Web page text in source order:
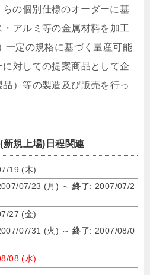
らの個別仕様のオーダーに基
アルミ等の金属材料を加工
一定の規格に基づく量産可能
対しての提案商品として企
）等の製造及び販売を行っ
新規上場)日程関連
19 (木)
07/23 (月) ～終了: 2007/07/2
27 (金)
07/31 (火) ～終了: 2007/08/0
08 (水)